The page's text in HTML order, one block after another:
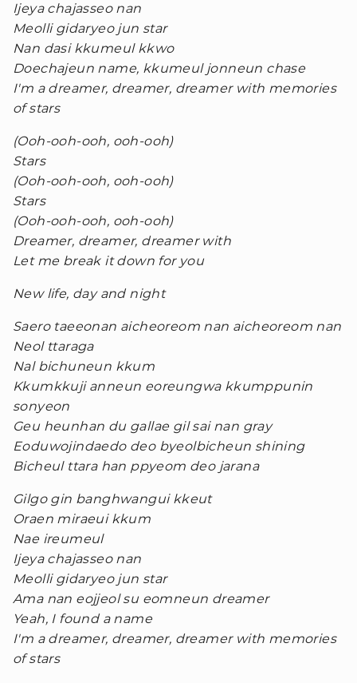
Ijeya chajasseo nan
Meolli gidaryeo jun star
Nan dasi kkumeul kkwo
Doechajeun name, kkumeul jonneun chase
I'm a dreamer, dreamer, dreamer with memories
of stars
(Ooh-ooh-ooh, ooh-ooh)
Stars
(Ooh-ooh-ooh, ooh-ooh)
Stars
(Ooh-ooh-ooh, ooh-ooh)
Dreamer, dreamer, dreamer with
Let me break it down for you
New life, day and night
Saero taeeonan aicheoreom nan aicheoreom nan
Neol ttaraga
Nal bichuneun kkum
Kkumkkuji anneun eoreungwa kkumppunin
sonyeon
Geu heunhan du gallae gil sai nan gray
Eoduwojindaedo deo byeolbicheun shining
Bicheul ttara han ppyeom deo jarana
Gilgo gin banghwangui kkeut
Oraen miraeui kkum
Nae ireumeul
Ijeya chajasseo nan
Meolli gidaryeo jun star
Ama nan eojjeol su eomneun dreamer
Yeah, I found a name
I'm a dreamer, dreamer, dreamer with memories
of stars